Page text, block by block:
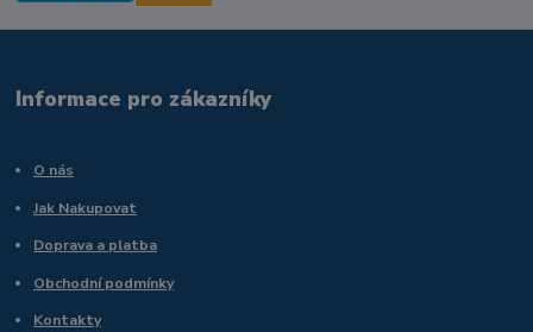
Informace pro zákazníky
O nás
Jak Nakupovat
Doprava a platba
Obchodní podmínky
Kontakty